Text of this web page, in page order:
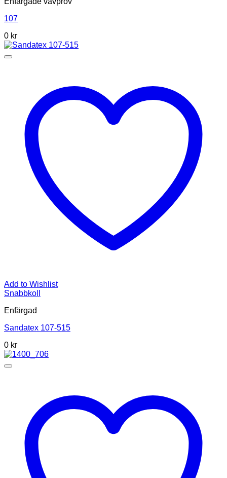
107
0 kr
Add to Wishlist
Snabbkoll
Enfärgad
Sandatex 107-515
0 kr